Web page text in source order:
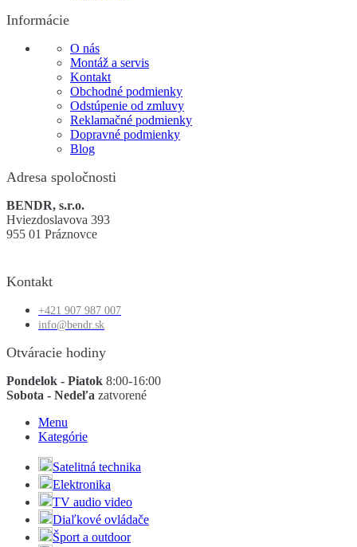
Informácie
O nás
Montáž a servis
Kontakt
Obchodné podmienky
Odstúpenie od zmluvy
Reklamačné podmienky
Dopravné podmienky
Blog
Adresa spoločnosti
BENDR, s.r.o.
Hviezdoslavova 393
955 01 Práznovce
Kontakt
+421 907 987 007
info@bendr.sk
Otváracie hodiny
Pondelok - Piatok 8:00-16:00
Sobota - Nedeľa zatvorené
Menu
Kategórie
Satelitná technika
Elektronika
TV audio video
Diaľkové ovládače
Šport a outdoor